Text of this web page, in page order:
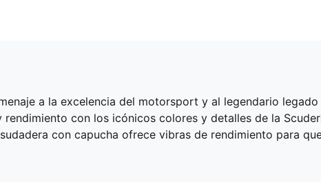
a la excelencia del motorsport y al legendario
con los icónicos colores y detalles de la
con capucha ofrece vibras de rendimiento para